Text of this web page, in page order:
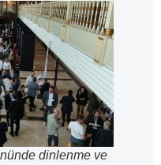
dinlenme ve